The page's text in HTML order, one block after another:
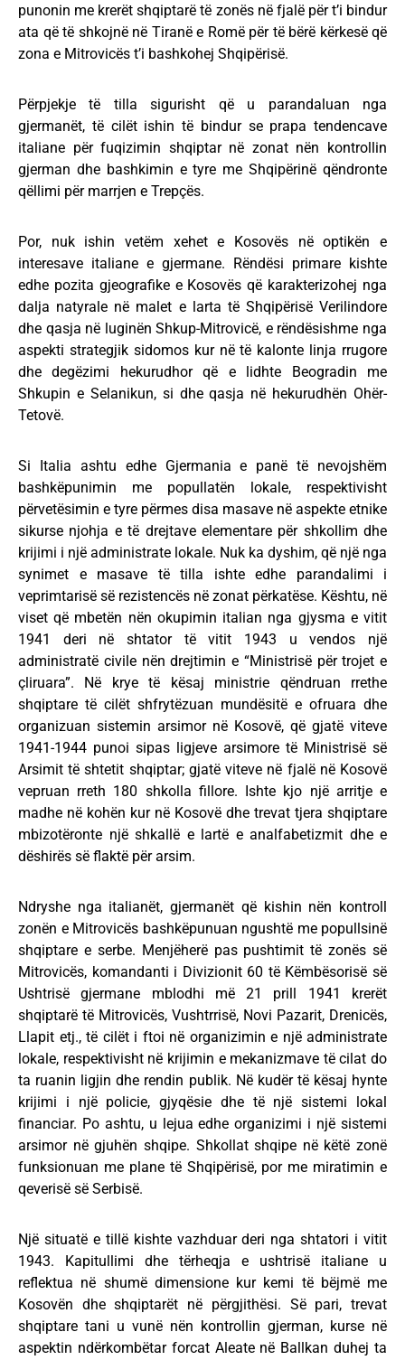
punonin me krerët shqiptarë të zonës në fjalë për t’i bindur
ata që të shkojnë në Tiranë e Romë për të bërë kërkesë që
zona e Mitrovicës t’i bashkohej Shqipërisë.
Përpjekje të tilla sigurisht që u parandaluan nga
gjermanët, të cilët ishin të bindur se prapa tendencave
italiane për fuqizimin shqiptar në zonat nën kontrollin
gjerman dhe bashkimin e tyre me Shqipërinë qëndronte
qëllimi për marrjen e Trepçës.
Por, nuk ishin vetëm xehet e Kosovës në optikën e
interesave italiane e gjermane. Rëndësi primare kishte
edhe pozita gjeografike e Kosovës që karakterizohej nga
dalja natyrale në malet e larta të Shqipërisë Verilindore
dhe qasja në luginën Shkup-Mitrovicë, e rëndësishme nga
aspekti strategjik sidomos kur në të kalonte linja rrugore
dhe degëzimi hekurudhor që e lidhte Beogradin me
Shkupin e Selanikun, si dhe qasja në hekurudhën Ohër-
Tetovë.
Si Italia ashtu edhe Gjermania e panë të nevojshëm
bashkëpunimin me popullatën lokale, respektivisht
përvetësimin e tyre përmes disa masave në aspekte etnike
sikurse njohja e të drejtave elementare për shkollim dhe
krijimi i një administrate lokale. Nuk ka dyshim, që një nga
synimet e masave të tilla ishte edhe parandalimi i
veprimtarisë së rezistencës në zonat përkatëse. Kështu, në
viset që mbetën nën okupimin italian nga gjysma e vitit
1941 deri në shtator të vitit 1943 u vendos një
administratë civile nën drejtimin e “Ministrisë për trojet e
çliruara”. Në krye të kësaj ministrie qëndruan rrethe
shqiptare të cilët shfrytëzuan mundësitë e ofruara dhe
organizuan sistemin arsimor në Kosovë, që gjatë viteve
1941-1944 punoi sipas ligjeve arsimore të Ministrisë së
Arsimit të shtetit shqiptar; gjatë viteve në fjalë në Kosovë
vepruan rreth 180 shkolla fillore. Ishte kjo një arritje e
madhe në kohën kur në Kosovë dhe trevat tjera shqiptare
mbizotëronte një shkallë e lartë e analfabetizmit dhe e
dëshirës së flaktë për arsim.
Ndryshe nga italianët, gjermanët që kishin nën kontroll
zonën e Mitrovicës bashkëpunuan ngushtë me popullsinë
shqiptare e serbe. Menjëherë pas pushtimit të zonës së
Mitrovicës, komandanti i Divizionit 60 të Këmbësorisë së
Ushtrisë gjermane mblodhi më 21 prill 1941 krerët
shqiptarë të Mitrovicës, Vushtrrisë, Novi Pazarit, Drenicës,
Llapit etj., të cilët i ftoi në organizimin e një administrate
lokale, respektivisht në krijimin e mekanizmave të cilat do
ta ruanin ligjin dhe rendin publik. Në kudër të kësaj hynte
krijimi i një policie, gjyqësie dhe të një sistemi lokal
financiar. Po ashtu, u lejua edhe organizimi i një sistemi
arsimor në gjuhën shqipe. Shkollat shqipe në këtë zonë
funksionuan me plane të Shqipërisë, por me miratimin e
qeverisë së Serbisë.
Një situatë e tillë kishte vazhduar deri nga shtatori i vitit
1943. Kapitullimi dhe tërheqja e ushtrisë italiane u
reflektua në shumë dimensione kur kemi të bëjmë me
Kosovën dhe shqiptarët në përgjithësi. Së pari, trevat
shqiptare tani u vunë nën kontrollin gjerman, kurse në
aspektin ndërkombëtar forcat Aleate në Ballkan duhej ta